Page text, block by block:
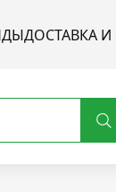
ДОСТАВКА